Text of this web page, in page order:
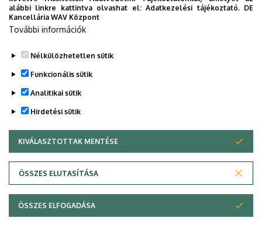
a lap alján) meg tudják nézni, hogy az adott félévben mely
tárgyakat kell felvenni. A tárgyakhoz tartozó
Adatvédelem
Szerzői jog &másolat; @év @szervezet @verzió
alábbi linkre kattintva olvashat el:Adatkezelési tájékoztató. DE
Kancellária WAV Központ
További információk
Nélkülözhetetlen sütik
Funkcionális sütik
Analitikai sütik
Hirdetési sütik
KIVÁLASZTOTTAK MENTÉSE
ÖSSZES ELUTASÍTÁSA
WITHDRAW CONSENT
ÖSSZES ELFOGADÁSA